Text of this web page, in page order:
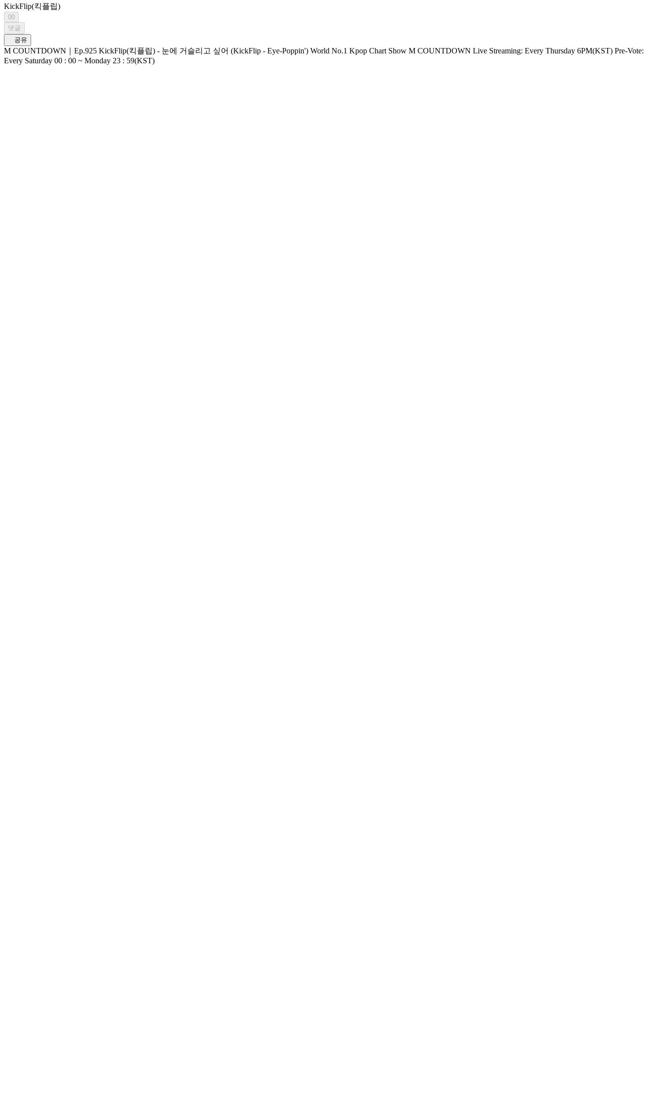
KickFlip(킥플립)
00
댓글
공유
M COUNTDOWN｜Ep.925 KickFlip(킥플립) - 눈에 거슬리고 싶어 (KickFlip - Eye-Poppin') World No.1 Kpop Chart Show M COUNTDOWN Live Streaming: Every Thursday 6PM(KST) Pre-Vote:
Every Saturday 00 : 00 ~ Monday 23 : 59(KST)